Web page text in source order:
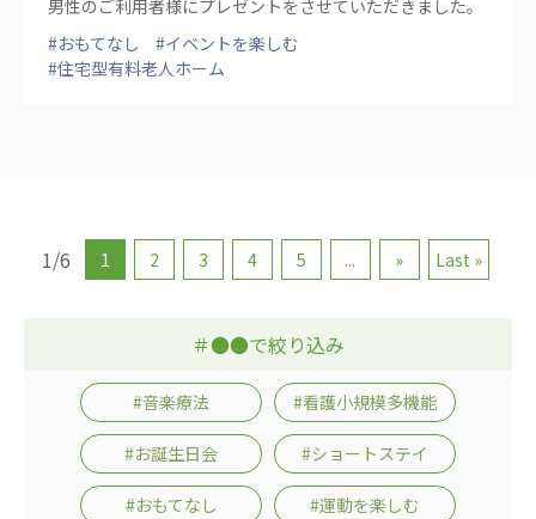
男性のご利用者様にプレゼントをさせていただきました。
#おもてなし
#イベントを楽しむ
#住宅型有料老人ホーム
1/6 1 2 3 4 5 ... » Last »
＃●●で絞り込み
#音楽療法 #看護小規模多機能
#お誕生日会 #ショートステイ
#おもてなし #運動を楽しむ